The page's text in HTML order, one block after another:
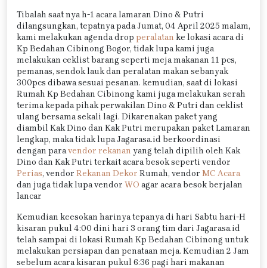
Tibalah saat nya h-1 acara lamaran Dino & Putri
dilangsungkan, tepatnya pada Jumat, 04 April 2025 malam,
kami melakukan agenda drop peralatan ke lokasi acara di
Kp Bedahan Cibinong Bogor, tidak lupa kami juga
melakukan ceklist barang seperti meja makanan 11 pcs,
pemanas, sendok lauk dan peralatan makan sebanyak
300pcs dibawa sesuai pesanan. kemudian, saat di lokasi
Rumah Kp Bedahan Cibinong kami juga melakukan serah
terima kepada pihak perwakilan Dino & Putri dan ceklist
ulang bersama sekali lagi. Dikarenakan paket yang
diambil Kak Dino dan Kak Putri merupakan paket Lamaran
lengkap, maka tidak lupa Jagarasa.id berkoordinasi
dengan paravendor rekanan yang telah dipilih oleh Kak
Dino dan Kak Putri terkait acara besok seperti vendor
Perias, vendor Rekanan Dekor Rumah, vendor MC Acara
dan juga tidak lupa vendor WO agar acara besok berjalan
lancar
Kemudian keesokan harinya tepanya di hari Sabtu hari-H
kisaran pukul 4:00 dini hari 3 orang tim dari Jagarasa.id
telah sampai di lokasi Rumah Kp Bedahan Cibinong untuk
melakukan persiapan dan penataan meja. Kemudian 2 Jam
sebelum acara kisaran pukul 6:36 pagi hari makanan